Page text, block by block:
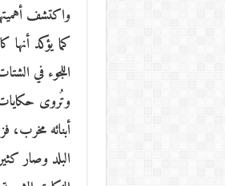
واكتشف
كما يؤكد
اللجوء في
وتُروى حكايات
أبنائه مخرب،
البلد وصار